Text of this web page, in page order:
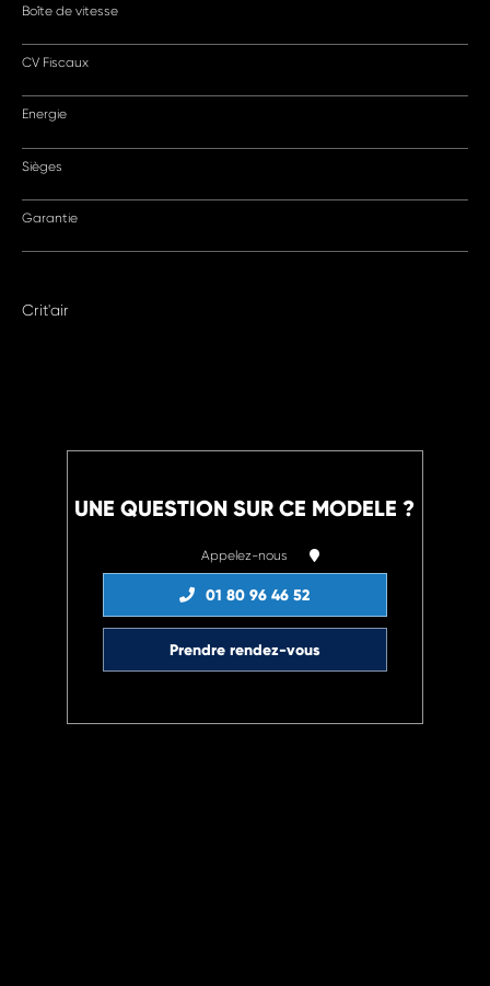
Boîte de vitesse
CV Fiscaux
Energie
Sièges
Garantie
Crit'air
UNE QUESTION SUR CE MODELE ?
Appelez-nous
01 80 96 46 52
Prendre rendez-vous